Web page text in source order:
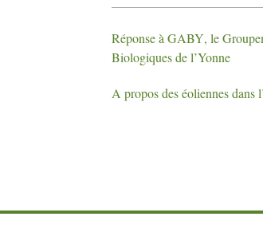
Réponse à GABY, le
Biologiques de l’Yonne
A propos des éoliennes dans